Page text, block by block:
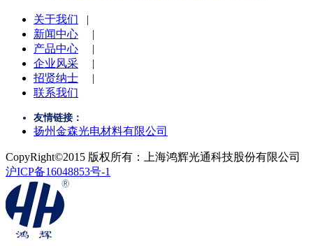
关于我们 |
新闻中心 |
产品中心 |
企业风采 |
招贤纳士 |
联系我们
友情链接：
扬州金森光电材料有限公司
CopyRight©2015 版权所有：上海鸿辉光通科技股份有限公司
沪ICP备16048853号-1